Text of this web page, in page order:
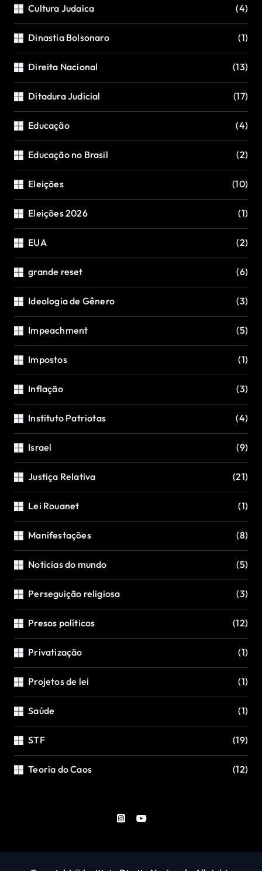
Cultura Judaica (4)
Dinastia Bolsonaro (1)
Direita Nacional (13)
Ditadura Judicial (17)
Educação (4)
Educação no Brasil (2)
Eleições (10)
Eleições 2026 (1)
EUA (2)
grande reset (6)
Ideologia de Gênero (3)
Impeachment (5)
Impostos (1)
Inflação (3)
Instituto Patriotas (4)
Israel (9)
Justiça Relativa (21)
Lei Rouanet (1)
Manifestações (8)
Noticias do mundo (5)
Perseguição religiosa (3)
Presos políticos (12)
Privatização (1)
Projetos de lei (1)
Saúde (1)
STF (19)
Teoria do Caos (12)